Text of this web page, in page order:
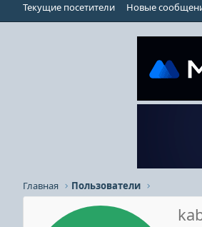
Текущие посетители Новые
Главная Пользователи